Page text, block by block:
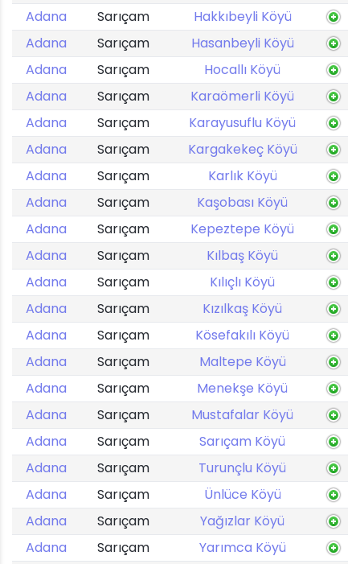
Adana
Sarıçam
Hakkıbeyli Köyü
Adana
Sarıçam
Hasanbeyli Köyü
Adana
Sarıçam
Hocallı Köyü
Adana
Sarıçam
Karaömerli Köyü
Adana
Sarıçam
Karayusuflu Köyü
Adana
Sarıçam
Kargakekeç Köyü
Adana
Sarıçam
Karlık Köyü
Adana
Sarıçam
Kaşobası Köyü
Adana
Sarıçam
Kepeztepe Köyü
Adana
Sarıçam
Kılbaş Köyü
Adana
Sarıçam
Kılıçlı Köyü
Adana
Sarıçam
Kızılkaş Köyü
Adana
Sarıçam
Kösefakılı Köyü
Adana
Sarıçam
Maltepe Köyü
Adana
Sarıçam
Menekşe Köyü
Adana
Sarıçam
Mustafalar Köyü
Adana
Sarıçam
Sarıçam Köyü
Adana
Sarıçam
Turunçlu Köyü
Adana
Sarıçam
Ünlüce Köyü
Adana
Sarıçam
Yağızlar Köyü
Adana
Sarıçam
Yarımca Köyü